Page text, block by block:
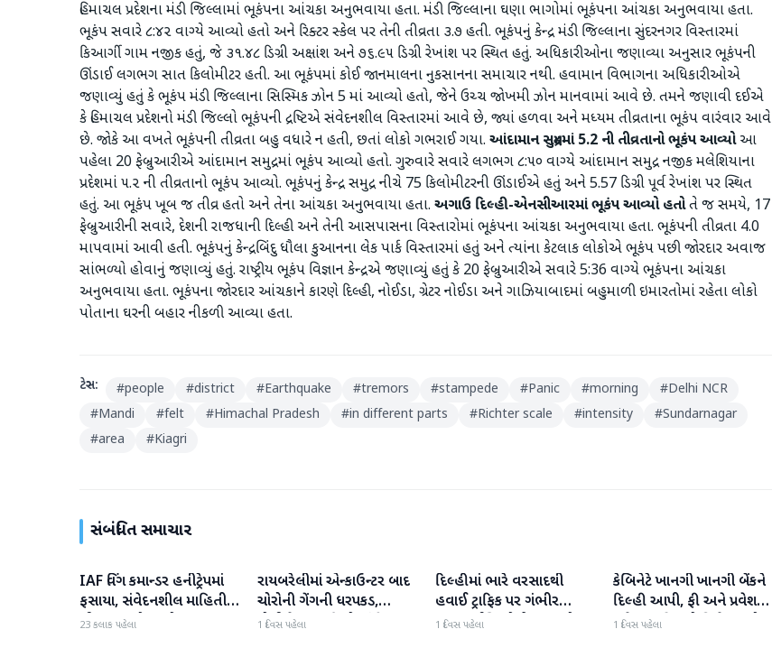
હિમાચલ પ્રદેશના મંડી જિલ્લામાં ભૂકંપના આંચકા અનુભવાયા હતા. મંડી જિલ્લાના ઘણા ભાગોમાં ભૂકંપના આંચકા અનુભવાયા હતા.
ભૂકંપ સવારે ૮:૪૨ વાગ્યે આવ્યો હતો અને રિક્ટર સ્કેલ પર તેની તીવ્રતા ૩.૭ હતી. ભૂકંપનું કેન્દ્ર મંડી જિલ્લાના સુંદરનગર વિસ્તારમાં
કિઆર્ગી ગામ નજીક હતું, જે ૩૧.૪૮ ડિગ્રી અક્ષાંશ અને ૭૬.૯૫ ડિગ્રી રેખાંશ પર સ્થિત હતું. અધિકારીઓના જણાવ્યા અનુસાર ભૂકંપની
ઊંડાઈ લગભગ સાત કિલોમીટર હતી. આ ભૂકંપમાં કોઈ જાનમાલના નુકસાનના સમાચાર નથી. હવામાન વિભાગના અધિકારીઓએ
જણાવ્યું હતું કે ભૂકંપ મંડી જિલ્લાના સિસ્મિક ઝોન 5 માં આવ્યો હતો, જેને ઉચ્ચ જોખમી ઝોન માનવામાં આવે છે. તમને જણાવી દઈએ
કે હિમાચલ પ્રદેશનો મંડી જિલ્લો ભૂકંપની દ્રષ્ટિએ સંવેદનશીલ વિસ્તારમાં આવે છે, જ્યાં હળવા અને મધ્યમ તીવ્રતાના ભૂકંપ વારંવાર આવે
છે. જોકે આ વખતે ભૂકંપની તીવ્રતા બહુ વધારે ન હતી, છતાં લોકો ગભરાઈ ગયા. આંદામાન સમુદ્રમાં 5.2 ની તીવ્રતાનો ભૂકંપ આવ્યોઆ
પહેલા 20 ફેબ્રુઆરીએ આંદામાન સમુદ્રમાં ભૂકંપ આવ્યો હતો. ગુરુવારે સવારે લગભગ ૮:૫૦ વાગ્યે આંદામાન સમુદ્ર નજીક મલેશિયાના
પ્રદેશમાં ૫.૨ ની તીવ્રતાનો ભૂકંપ આવ્યો. ભૂકંપનું કેન્દ્ર સમુદ્ર નીચે 75 કિલોમીટરની ઊંડાઈએ હતું અને 5.57 ડિગ્રી પૂર્વ રેખાંશ પર સ્થિત
હતું. આ ભૂકંપ ખૂબ જ તીવ્ર હતો અને તેના આંચકા અનુભવાયા હતા. અગાઉ દિલ્હી-એનસીઆરમાં ભૂકંપ આવ્યો હતોતે જ સમયે, 17
ફેબ્રુઆરીની સવારે, દેશની રાજધાની દિલ્હી અને તેની આસપાસના વિસ્તારોમાં ભૂકંપના આંચકા અનુભવાયા હતા. ભૂકંપની તીવ્રતા 4.0
માપવામાં આવી હતી. ભૂકંપનું કેન્દ્રબિંદુ ધૌલા કુઆનના લેક પાર્ક વિસ્તારમાં હતું અને ત્યાંના કેટલાક લોકોએ ભૂકંપ પછી જોરદાર અવાજ
સાંભળ્યો હોવાનું જણાવ્યું હતું. રાષ્ટ્રીય ભૂકંપ વિજ્ઞાન કેન્દ્રએ જણાવ્યું હતું કે 20 ફેબ્રુઆરીએ સવારે 5:36 વાગ્યે ભૂકંપના આંચકા
અનુભવાયા હતા. ભૂકંપના જોરદાર આંચકાને કારણે દિલ્હી, નોઈડા, ગ્રેટર નોઈડા અને ગાઝિયાબાદમાં બહુમાળી ઇમારતોમાં રહેતા લોકો
પોતાના ઘરની બહાર નીકળી આવ્યા હતા.
ટેગ્સ: #people #district #Earthquake #tremors #stampede #Panic #morning #Delhi NCR
#Mandi #felt #Himachal Pradesh #in different parts #Richter scale #intensity #Sundarnagar
#area #Kiagri
સંબંધિત સમાચાર
રાષ્ટ્રીય
IAF વિંગ કમાન્ડર હનીટ્રેપમાં
ફસાયા, સંવેદનશીલ માહિતી
લીક કરવાનો આરોપ
23 કલાક પહેલા
રાષ્ટ્રીય
રાયબરેલીમાં એન્કાઉન્ટર બાદ
ચોરોની ગેંગની ધરપકડ,
પોલીસે 12.4 કિલો ચાંદીના
1 દિવસ પહેલા
રાષ્ટ્રીય
દિલ્હીમાં ભારે વરસાદથી
હવાઈ ટ્રાફિક પર ગંભીર
અસર; ઈન્ડિગોએ મુસાફરો
1 દિવસ પહેલા
રાષ્ટ્રીય
કેબિનેટે ખાનગી ખાનગી બેંકને
દિલ્હી આપી, ફી અને પ્રવેશ
માટે નવા નિયમો વિશે જાણો
1 દિવસ પહેલા